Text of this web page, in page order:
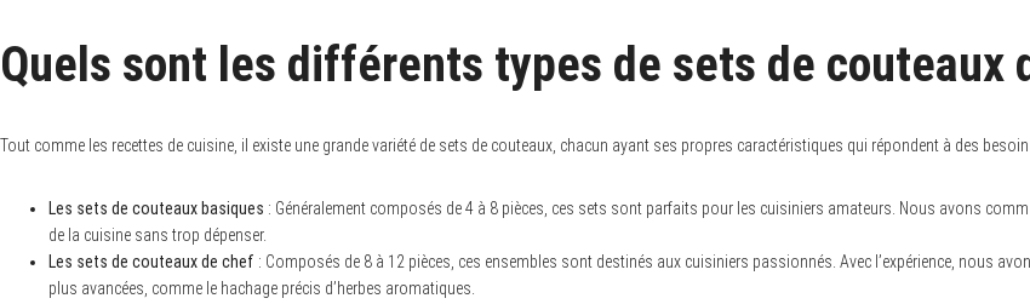
Quels sont les différents types de sets de couteaux
Tout comme les recettes de cuisine, il existe une grande variété de sets de couteaux, chacun ayant ses propres caractéristiques qui répondent à des
Les sets de couteaux basiques : Généralement composés de 4 à 8 pièces, ces sets sont parfaits pour les cuisiniers amateurs. Nous avons
de la cuisine sans trop dépenser.
Les sets de couteaux de chef : Composés de 8 à 12 pièces, ces ensembles sont destinés aux cuisiniers passionnés. Avec l’expérience, nous
plus avancées, comme le hachage précis d’herbes aromatiques.